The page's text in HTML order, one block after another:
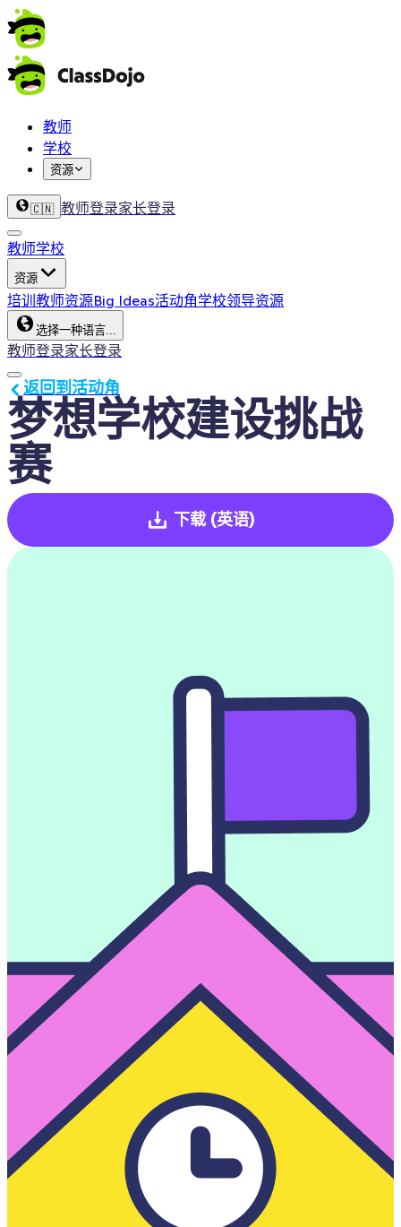
教师
学校
资源
🇨🇳 教师登录家长登录
教师学校
资源
培训 教师资源Big Ideas活动角学校领导资源
选择一种语言...
教师登录家长登录
梦想学校建设挑战
赛
返回到活动角
下载 (英语)